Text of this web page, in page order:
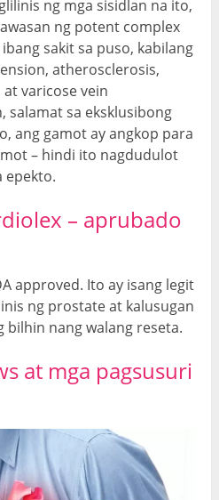
ng mga sisidlan na ito,
ng potent complex
sakit sa puso, kabilang
atherosclerosis,
varicose vein
salamat sa eksklusibong
ang gamot ay angkop para
– hindi ito nagdudulot
epekto.
– aprubado
approved. Ito ay isang legit
ng prostate at kalusugan
bilhin nang walang reseta.
at mga pagsusuri